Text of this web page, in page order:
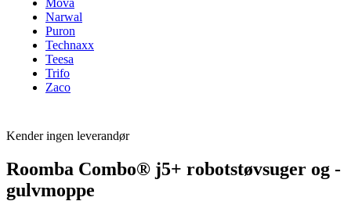
Mova
Narwal
Puron
Technaxx
Teesa
Trifo
Zaco
Kender ingen leverandør
Roomba Combo® j5+ robotstøvsuger og -
gulvmoppe